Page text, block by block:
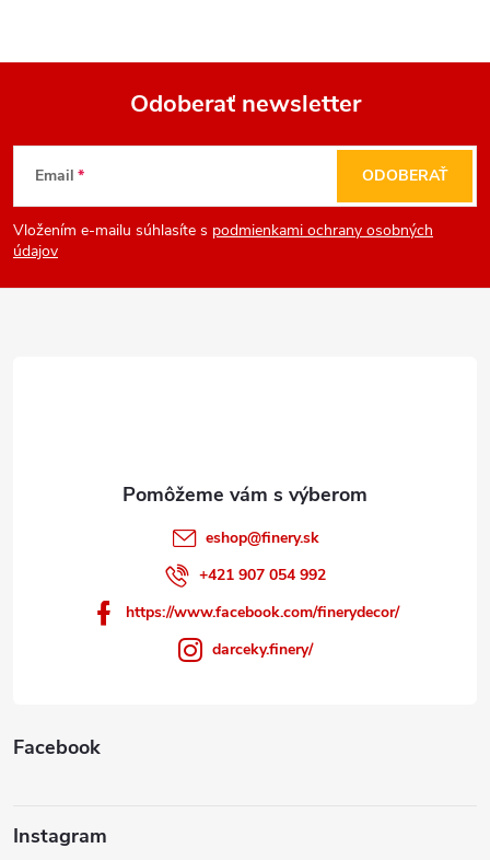
Z
á
p
Odoberať newsletter
Email
Vložením e-mailu súhlasíte s podmienkami ochrany osobných
údajov
ODOBERAŤ
eshop@finery.sk
+421 907 054 992
https://www.facebook.com/finerydecor/
darceky.finery/
Facebook
Instagram